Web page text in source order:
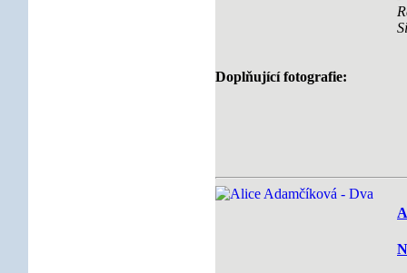
Doplňující fotografie: